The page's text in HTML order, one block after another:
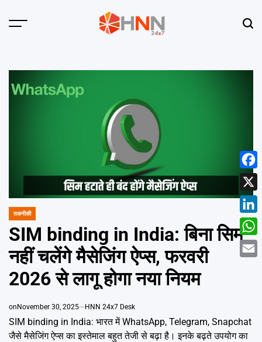
Menu
POSTED
तकनीकी
SIM binding in India: बिना सिम
नहीं चलेंगे मैसेजिंग ऐप्स, फरवरी
2026 से लागू होगा नया नियम
onNovember 30, 2025 HNN 24x7 Desk
SIM binding in India: भारत में WhatsApp, Telegram, Snapchat
जैसे मैसेजिंग ऐप्स का इस्तेमाल बहुत तेजी से बढ़ा है। इनके बढ़ते उपयोग का
X